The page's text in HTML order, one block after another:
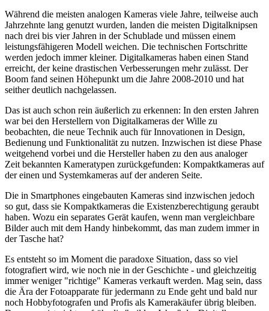
Während die meisten analogen Kameras viele Jahre, teilweise auch
Jahrzehnte lang genutzt wurden, landen die meisten Digitalknipsen
nach drei bis vier Jahren in der Schublade und müssen einem
leistungsfähigeren Modell weichen. Die technischen Fortschritte
werden jedoch immer kleiner. Digitalkameras haben einen Stand
erreicht, der keine drastischen Verbesserungen mehr zulässt. Der
Boom fand seinen Höhepunkt um die Jahre 2008-2010 und hat
seither deutlich nachgelassen.
Das ist auch schon rein äußerlich zu erkennen: In den ersten Jahren
war bei den Herstellern von Digitalkameras der Wille zu
beobachten, die neue Technik auch für Innovationen in Design,
Bedienung und Funktionalität zu nutzen. Inzwischen ist diese Phase
weitgehend vorbei und die Hersteller haben zu den aus analoger
Zeit bekannten Kameratypen zurückgefunden: Kompaktkameras auf
der einen und Systemkameras auf der anderen Seite.
Die in Smartphones eingebauten Kameras sind inzwischen jedoch
so gut, dass sie Kompaktkameras die Existenzberechtigung geraubt
haben. Wozu ein separates Gerät kaufen, wenn man vergleichbare
Bilder auch mit dem Handy hinbekommt, das man zudem immer in
der Tasche hat?
Es entsteht so im Moment die paradoxe Situation, dass so viel
fotografiert wird, wie noch nie in der Geschichte - und gleichzeitig
immer weniger "richtige" Kameras verkauft werden. Mag sein, dass
die Ära der Fotoapparate für jedermann zu Ende geht und bald nur
noch Hobbyfotografen und Profis als Kamerakäufer übrig bleiben.